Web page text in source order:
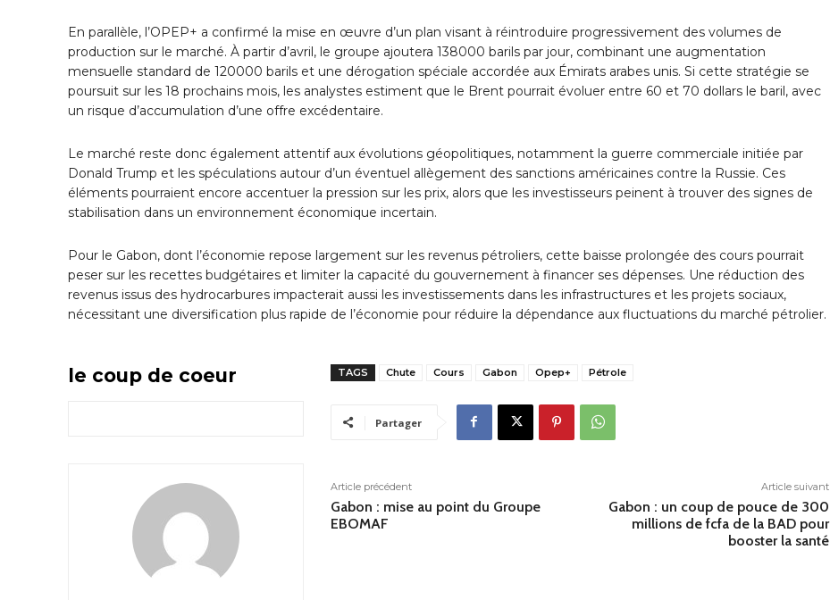
En parallèle, l’OPEP+ a confirmé la mise en œuvre d’un plan visant à réintroduire progressivement des volumes de
production sur le marché. À partir d’avril, le groupe ajoutera 138000 barils par jour, combinant une augmentation
mensuelle standard de 120000 barils et une dérogation spéciale accordée aux Émirats arabes unis. Si cette stratégie se
poursuit sur les 18 prochains mois, les analystes estiment que le Brent pourrait évoluer entre 60 et 70 dollars le baril, avec
un risque d’accumulation d’une offre excédentaire.
Le marché reste donc également attentif aux évolutions géopolitiques, notamment la guerre commerciale initiée par
Donald Trump et les spéculations autour d’un éventuel allègement des sanctions américaines contre la Russie. Ces
éléments pourraient encore accentuer la pression sur les prix, alors que les investisseurs peinent à trouver des signes de
stabilisation dans un environnement économique incertain.
Pour le Gabon, dont l’économie repose largement sur les revenus pétroliers, cette baisse prolongée des cours pourrait
peser sur les recettes budgétaires et limiter la capacité du gouvernement à financer ses dépenses. Une réduction des
revenus issus des hydrocarbures impacterait aussi les investissements dans les infrastructures et les projets sociaux,
nécessitant une diversification plus rapide de l’économie pour réduire la dépendance aux fluctuations du marché pétrolier.
le coup de coeur TAGS Chute Cours Gabon Opep+ Pétrole
Partager
Article précédent
Gabon : mise au point du Groupe
EBOMAF
Article suivant
Gabon : un coup de pouce de 300
millions de fcfa de la BAD pour
booster la santé